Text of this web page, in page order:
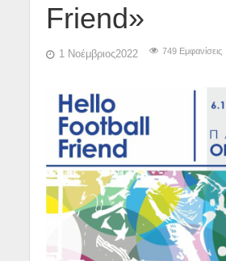
Friend»
1 Νοέμβριος2022 749 Εμφανίσεις